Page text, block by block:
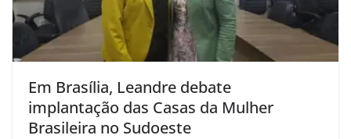
Em Brasília, Leandre debate
implantação das Casas da Mulher
Brasileira no Sudoeste